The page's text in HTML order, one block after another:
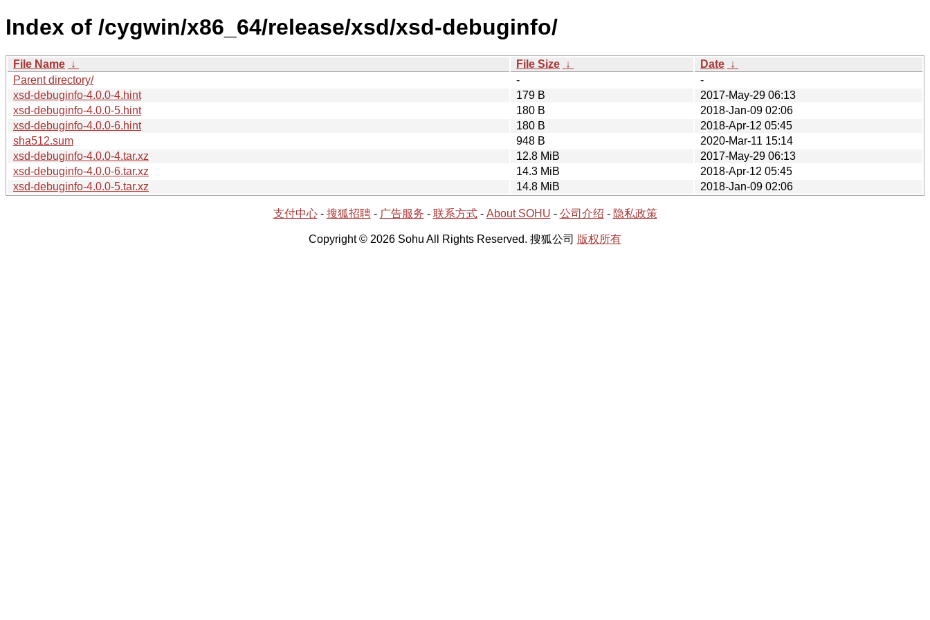
Index of /cygwin/x86_64/release/xsd/xsd-debuginfo/
File Name ↓ File Size ↓ Date ↓
Parent directory/
-
-
xsd-debuginfo-4.0.0-4.hint
179 B
2017-May-29 06:13
xsd-debuginfo-4.0.0-5.hint
180 B
2018-Jan-09 02:06
xsd-debuginfo-4.0.0-6.hint
180 B
2018-Apr-12 05:45
sha512.sum
948 B
2020-Mar-11 15:14
xsd-debuginfo-4.0.0-4.tar.xz
12.8 MiB
2017-May-29 06:13
xsd-debuginfo-4.0.0-6.tar.xz
14.3 MiB
2018-Apr-12 05:45
xsd-debuginfo-4.0.0-5.tar.xz
14.8 MiB 2018-Jan-09 02:06
支付中心- 搜狐招聘- 广告服务 - 联系方式- About SOHU - 公司介绍 - 隐私政策
Copyright © 2026 Sohu All Rights Reserved. 搜狐公司 版权所有